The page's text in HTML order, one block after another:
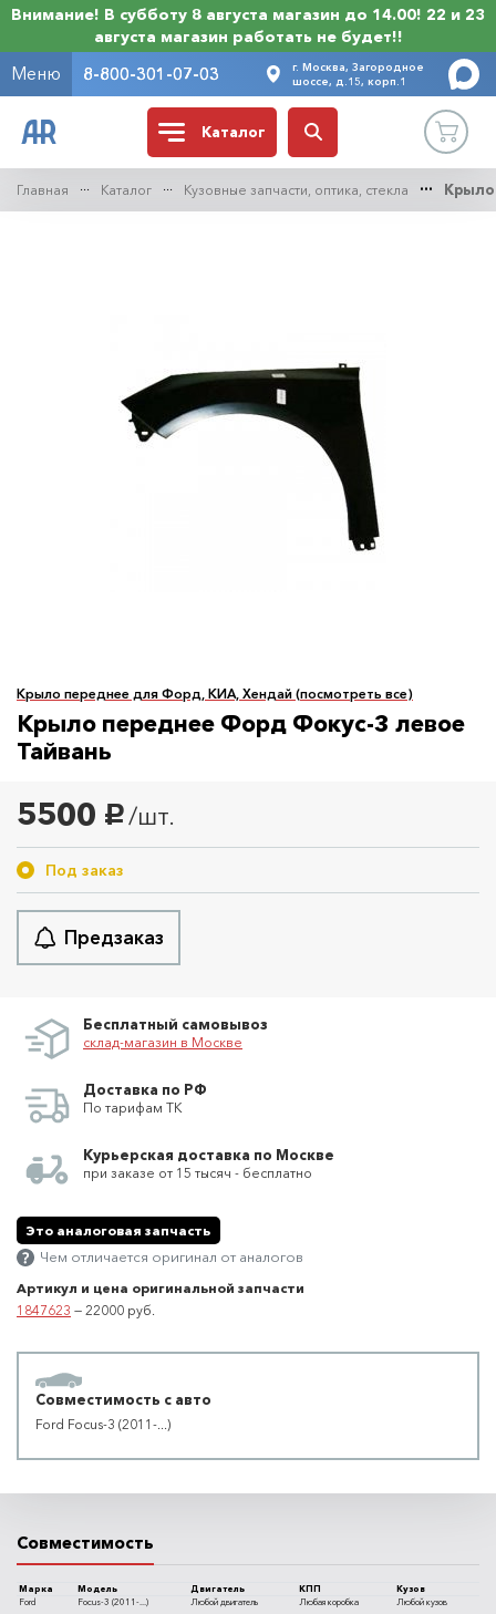
Внимание! В субботу 8 августа магазин до 14.00! 22 и 23
августа магазин работать не будет!!
Меню 8-800-301-07-03
г. Москва, Загородное
шоссе, д.15, корп.1
Каталог
Главная Каталог Кузовные запчасти, оптика, стекла Крыло
Крыло переднее для Форд, КИА, Хендай (посмотреть все)
Крыло переднее Форд Фокус-3 левое
Тайвань
5500 руб. /шт.
Под заказ
Предзаказ
Бесплатный самовывоз
склад-магазин в Москве
Доставка по РФ
По тарифам ТК
Курьерская доставка по Москве
при заказе от 15 тысяч - бесплатно
Это аналоговая запчасть
Чем отличается оригинал от аналогов
Артикул и цена оригинальной запчасти
1847623 — 22000 руб.
Совместимость с авто
Ford Focus-3 (2011-...)
Совместимость
Марка Модель Двигатель КПП
Кузов
Ford
Focus-3 (2011-...) Любой двигатель Любая коробка Любой кузов